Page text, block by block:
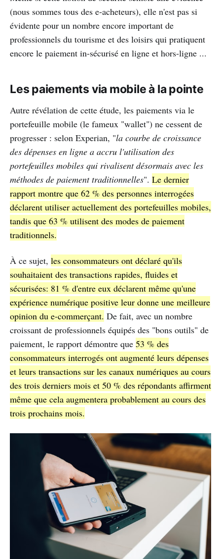
(nous sommes tous des e-acheteurs), elle n'est pas si
évidente pour un nombre encore important de
professionnels du tourisme et des loisirs qui pratiquent
encore le paiement in-sécurisé en ligne et hors-ligne ...
Les paiements via mobile à la pointe
Autre révélation de cette étude, les paiements via le
portefeuille mobile (le fameux "wallet") ne cessent de
progresser : selon Experian, "la courbe de croissance
des dépenses en ligne a accru l'utilisation des
portefeuilles mobiles qui rivalisent désormais avec les
méthodes de paiement traditionnelles". Le dernier
rapport montre que 62 % des personnes interrogées
déclarent utiliser actuellement des portefeuilles mobiles,
tandis que 63 % utilisent des modes de paiement
traditionnels.
À ce sujet, les consommateurs ont déclaré qu'ils
souhaitaient des transactions rapides, fluides et
sécurisées: 81 % d'entre eux déclarent même qu'une
expérience numérique positive leur donne une meilleure
opinion du e-commerçant. De fait, avec un nombre
croissant de professionnels équipés des "bons outils" de
paiement, le rapport démontre que 53 % des
consommateurs interrogés ont augmenté leurs dépenses
et leurs transactions sur les canaux numériques au cours
des trois derniers mois et 50 % des répondants affirment
même que cela augmentera probablement au cours des
trois prochains mois.